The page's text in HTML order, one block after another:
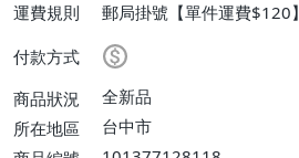
運費規則
郵局掛號【單件運費$120】
付款方式
商品狀況
全新品
所在地區
台中市